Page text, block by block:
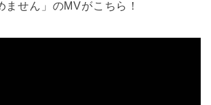
ません」のMVがこちら！